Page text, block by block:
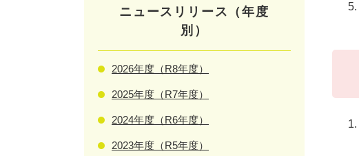
ニュースリリース（年度
別）
2026年度（R8年度）
2025年度（R7年度）
2024年度（R6年度）
2023年度（R5年度）